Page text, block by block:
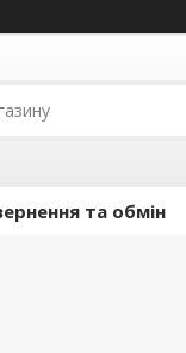
та обмін